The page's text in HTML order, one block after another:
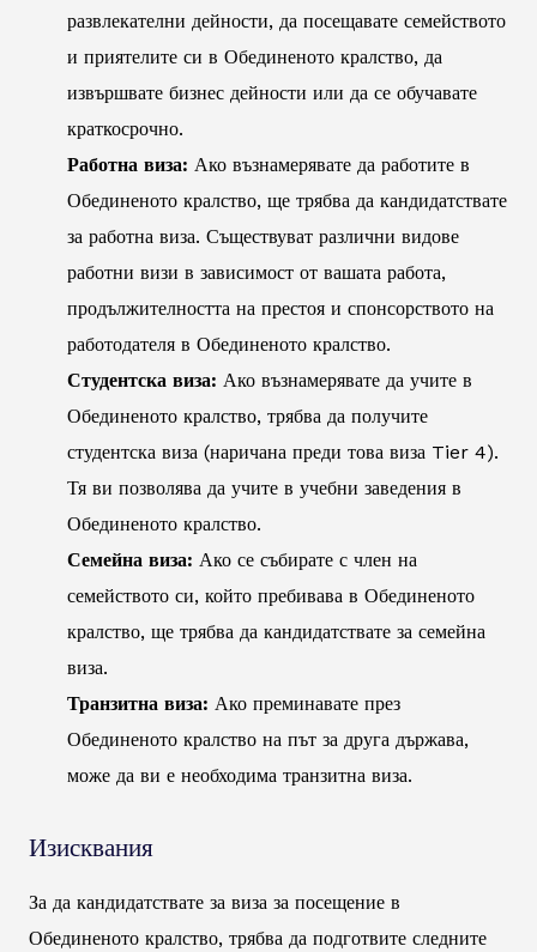
развлекателни дейности, да посещавате семейството
и приятелите си в Обединеното кралство, да
извършвате бизнес дейности или да се обучавате
краткосрочно.
Работна виза: Ако възнамерявате да работите в
Обединеното кралство, ще трябва да кандидатствате
за работна виза. Съществуват различни видове
работни визи в зависимост от вашата работа,
продължителността на престоя и спонсорството на
работодателя в Обединеното кралство.
Студентска виза: Ако възнамерявате да учите в
Обединеното кралство, трябва да получите
студентска виза (наричана преди това виза Tier 4).
Тя ви позволява да учите в учебни заведения в
Обединеното кралство.
Семейна виза: Ако се събирате с член на
семейството си, който пребивава в Обединеното
кралство, ще трябва да кандидатствате за семейна
виза.
Транзитна виза: Ако преминавате през
Обединеното кралство на път за друга държава,
може да ви е необходима транзитна виза.
Изисквания
За да кандидатствате за виза за посещение в
Обединеното кралство, трябва да подготвите следните